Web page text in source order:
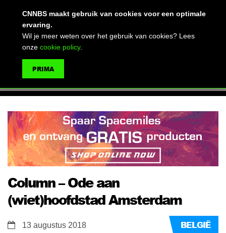
Column – Ode aan
(wiet)hoofdstad Amsterdam
BELGIË
13 augustus 2018
CNNBS maakt gebruik van cookies voor een optimale
ervaring.
Wil je meer weten over het gebruik van cookies? Lees
onze cookie policy.
PRIMA